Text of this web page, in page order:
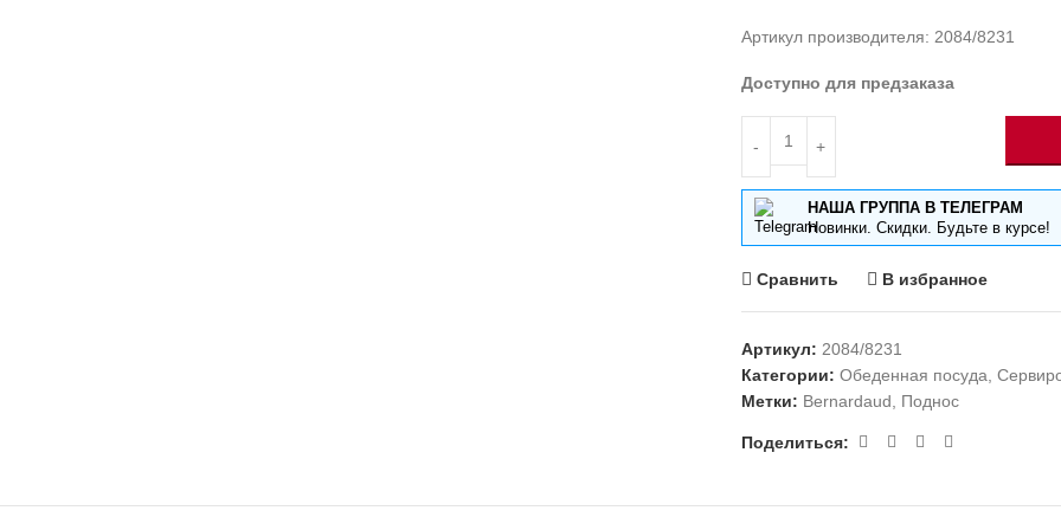
Артикул производителя: 2084/8231
Доступно для предзаказа
НАША ГРУППА В ТЕЛЕГРАМ
Новинки. Скидки. Будьте в курсе!
Сравнить В избранное
Артикул: 2084/8231
Категории: Обеденная посуда
Метки: Bernardaud Поднос
Поделиться: